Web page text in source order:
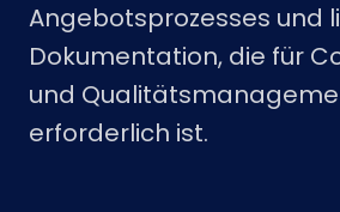
Angebotsprozesses und
Dokumentation, die für
und
erforderlich ist.